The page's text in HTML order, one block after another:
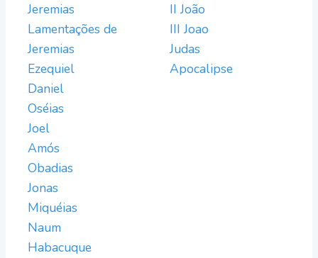
Jeremias
Lamentações de
Jeremias
Ezequiel
Daniel
Oséias
Joel
Amós
Obadias
Jonas
Miquéias
Naum
Habacuque
II João
III Joao
Judas
Apocalipse